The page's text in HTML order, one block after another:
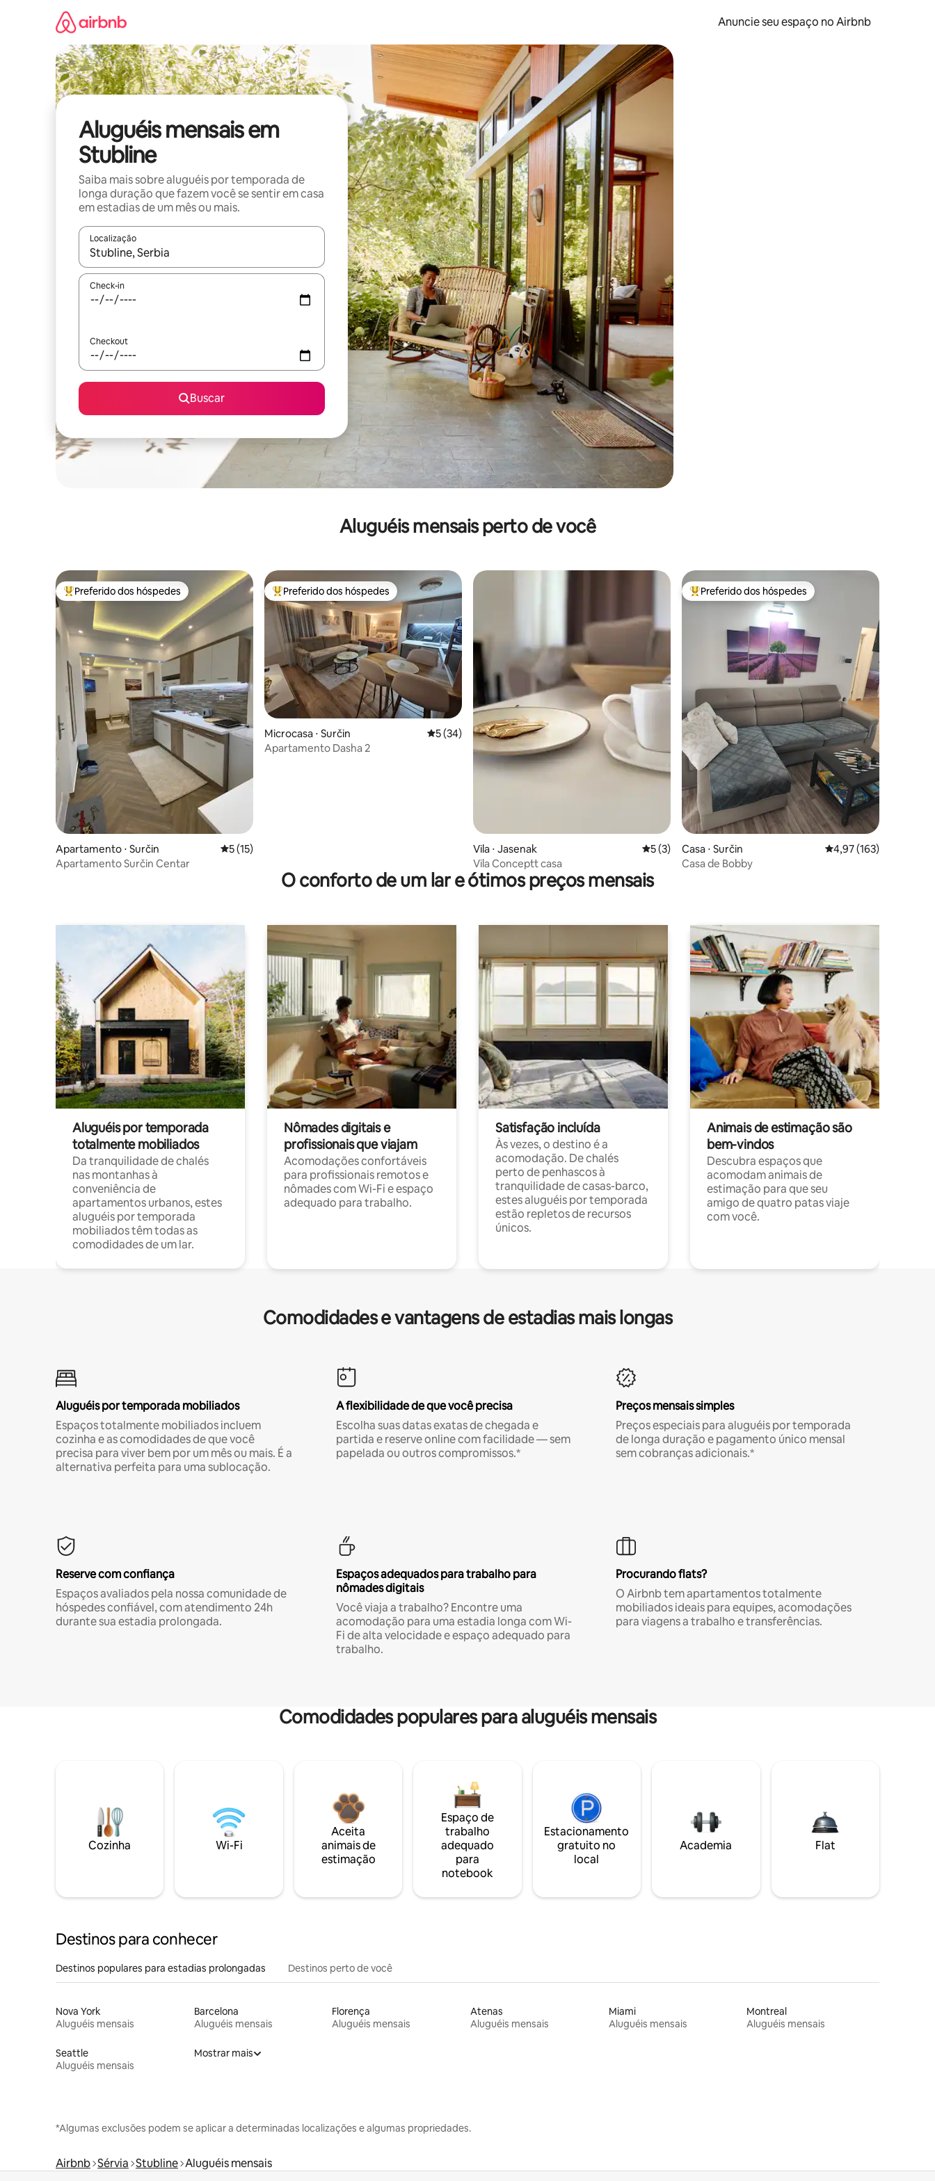
Anuncie seu espaço no Airbnb
Aluguéis mensais em
Stubline
Saiba mais sobre aluguéis por temporada de
longa duração que fazem você se sentir em casa
em estadias de um mês ou mais.
Localização
Quando os resultados estiverem disponíveis, explore-os usando as seta para cima e para baixo do teclado ou tocando e deslizando o dedo na tela.
Check-in
Checkout
Buscar
Aluguéis mensais perto de você
Entre os melhores preferidos dos hóspedes
Preferido dos hóspedes
Apartamento ⋅ Surčin 5 de uma avaliação média de 5, 15 avaliações
5 (15)
Apartamento Surčin Centar
Entre os melhores preferidos dos hóspedes
Preferido dos hóspedes
Microcasa ⋅ Surčin 5 de uma avaliação média de 5, 34 avaliações
5 (34)
Apartamento Dasha 2
Vila ⋅ Jasenak 5 de uma avaliação média de 5, 3 avaliações
5 (3)
Vila Conceptt casa
Entre os melhores preferidos dos hóspedes
Preferido dos hóspedes
Casa ⋅ Surčin 4,97 de uma avaliação
4,97 (163)
Casa de Bobby
O conforto de um lar e ótimos preços mensais
Aluguéis por temporada
totalmente mobiliados
Da tranquilidade de chalés
nas montanhas à
conveniência de
apartamentos urbanos, estes
aluguéis por temporada
mobiliados têm todas as
comodidades de um lar.
Nômades digitais e
profissionais que viajam
Acomodações confortáveis
para profissionais remotos e
nômades com Wi-Fi e espaço
adequado para trabalho.
Satisfação incluída
Às vezes, o destino é a
acomodação. De chalés
perto de penhascos à
tranquilidade de casas-barco,
estes aluguéis por temporada
estão repletos de recursos
únicos.
Animais de estimação são
bem-vindos
Descubra espaços que
acomodam animais de
estimação para que seu
amigo de quatro patas viaje
com você.
Comodidades e vantagens de estadias mais longas
Aluguéis por temporada mobiliados
Espaços totalmente mobiliados incluem
cozinha e as comodidades de que você
precisa para viver bem por um mês ou mais. É a
alternativa perfeita para uma sublocação.
A flexibilidade de que você precisa
Escolha suas datas exatas de chegada e
partida e reserve online com facilidade — sem
papelada ou outros compromissos.*
Preços mensais simples
Preços especiais para aluguéis por temporada
de longa duração e pagamento único mensal
sem cobranças adicionais.*
Reserve com confiança
Espaços avaliados pela nossa comunidade de
hóspedes confiável, com atendimento 24h
durante sua estadia prolongada.
Espaços adequados para trabalho para
nômades digitais
Você viaja a trabalho? Encontre uma
acomodação para uma estadia longa com Wi-
Fi de alta velocidade e espaço adequado para
trabalho.
Procurando flats?
O Airbnb tem apartamentos totalmente
mobiliados ideais para equipes, acomodações
para viagens a trabalho e transferências.
Comodidades populares para aluguéis mensais
Cozinha Wi-Fi
Aceita
animais de
estimação
Espaço de
trabalho
adequado
para
notebook
Estacionamento
gratuito no
local
Academia Flat
Destinos para conhecer
Destinos populares para estadias prolongadas Destinos perto de você
Nova York
Aluguéis mensais
Barcelona
Aluguéis mensais
Florença
Aluguéis mensais
Atenas
Aluguéis mensais
Miami
Aluguéis mensais
Montreal
Aluguéis mensais
Seattle
Aluguéis mensais
Mostrar mais
*Algumas exclusões podem se aplicar a determinadas localizações e algumas propriedades.
Airbnb Sérvia Stubline Aluguéis mensais